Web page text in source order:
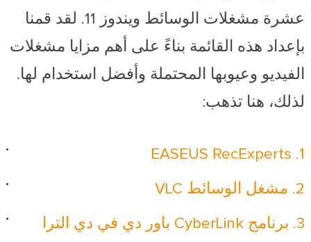
عشرة
مشغلات الوسائط ويندوز 11. لقد قمنا
بإعداد هذه القائمة بناءً على أهم مزايا مشغلات
الفيديو وعيوبها المحتملة وأفضل استخدام لها.
لذلك، هنا تذهب:
1. EASEUS RecExperts
2. مشغل الوسائط VLC
3. برنامج CyberLink باور دي في دي الترا